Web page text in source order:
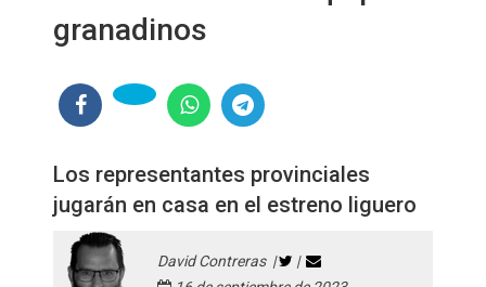
granadinos
Los representantes provinciales
jugarán en casa en el estreno liguero
David Contreras |
|